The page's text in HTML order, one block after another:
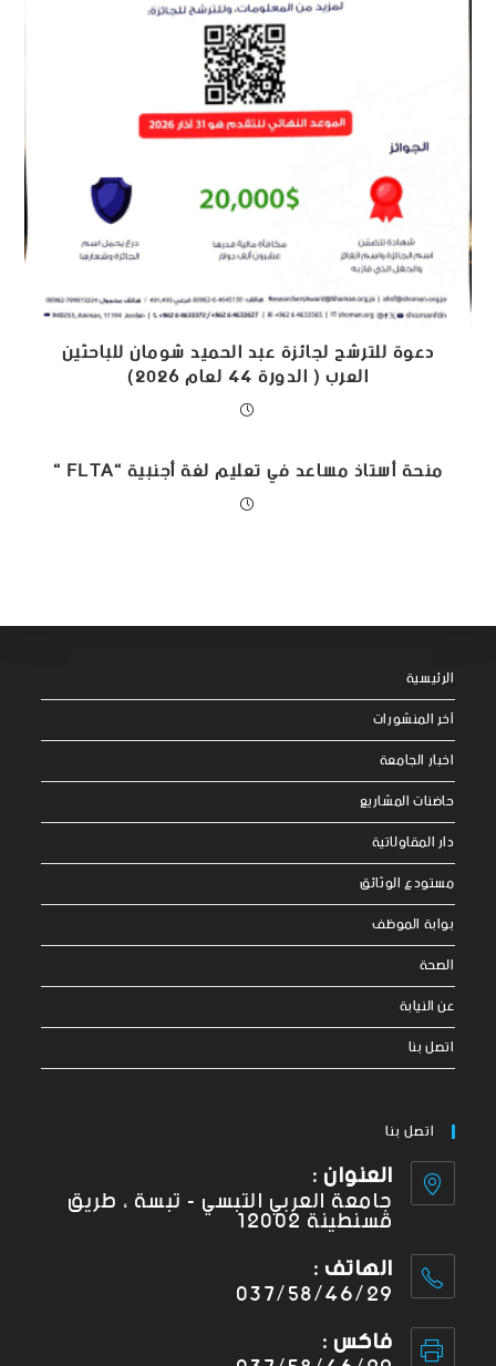
دعوة للترشح لجائزة عبد الحميد شومان للباحثين
العرب ( الدورة 44 لعام 2026)‎
منحة أستاذ مساعد في تعليم ​لغة أجنبية “FLTA “
الرئيسية
آخر المنشورات
اخبار الجامعة
حاضنات المشاريع
دار المقاولاتية
مستودع الوثائق
بوابة الموظف
الصحة
عن النيابة
اتصل بنا
اتصل بنا
العنوان :
جامعة العربي التبسي - تبسة ، طريق
قسنطينة 12002
الهاتف :
037/58/46/29
فاكس :